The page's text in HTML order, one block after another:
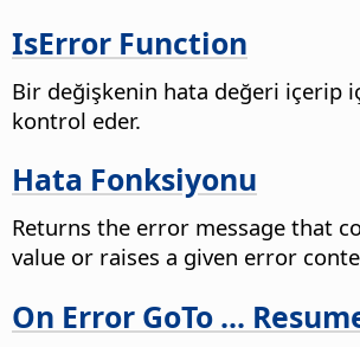
IsError Function
Bir değişkenin hata değeri içerip
kontrol eder.
Hata Fonksiyonu
Returns the error message that
value or raises a given error
On Error GoTo ...